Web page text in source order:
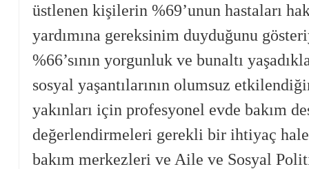
üstlenen kişilerin %69’unun hastaları
yardımına gereksinim duyduğunu
%66’sının yorgunluk ve bunaltı
sosyal yaşantılarının olumsuz
yakınları için profesyonel evde bakım
değerlendirmeleri gerekli bir ihtiyaç hale
bakım merkezleri ve Aile ve Sosyal